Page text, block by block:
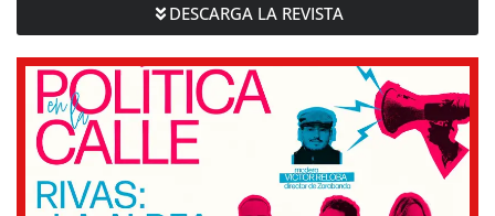
DESCARGA LA REVISTA